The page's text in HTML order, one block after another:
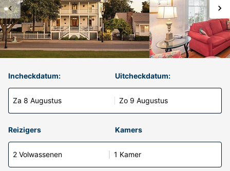
Incheckdatum:
Za 8 Augustus
Uitcheckdatum:
Zo 9 Augustus
Reizigers Kamers
2 Volwassenen 1 Kamer